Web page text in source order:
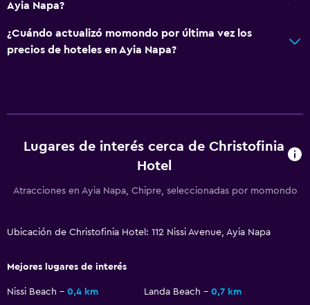
Tetera/cafetera
Tienda de regalos
Bicicletas
Submarinismo
Ayia Napa?
¿Cuándo actualizó momondo por última vez los
precios de hoteles en Ayia Napa?
Lugares de interés cerca de Christofinia
Hotel
Atracciones en Ayia Napa, Chipre, seleccionadas por momondo
Ubicación de Christofinia Hotel: 112 Nissi Avenue, Ayia Napa
Mejores lugares de interés
Nissi Beach 0,4 km Landa Beach
0,7 km